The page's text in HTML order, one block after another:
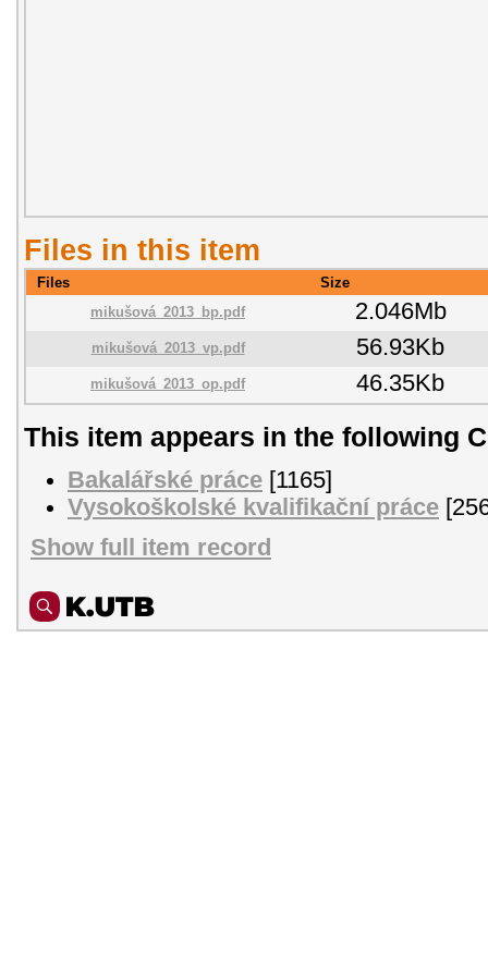
Files in this item
Files
Size
mikušová_2013_bp.pdf
2.046Mb
mikušová_2013_vp.pdf 56.93Kb
mikušová_2013_op.pdf 46.35Kb
This item appears in the following
Bakalářské práce [1165]
Vysokoškolské kvalifikační práce
Show full item record